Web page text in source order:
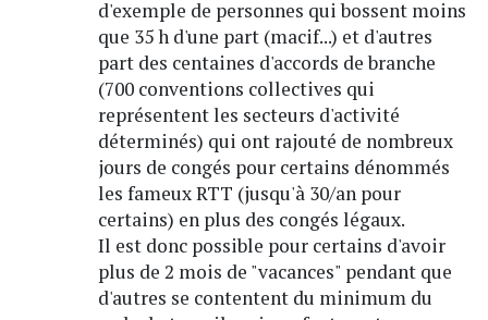
d'exemple de personnes qui bossent moins
que 35 h d'une part (macif...) et d'autres
part des centaines d'accords de branche
(700 conventions collectives qui
représentent les secteurs d'activité
déterminés) qui ont rajouté de nombreux
jours de congés pour certains dénommés
les fameux RTT (jusqu'à 30/an pour
certains) en plus des congés légaux.
Il est donc possible pour certains d'avoir
plus de 2 mois de "vacances" pendant que
d'autres se contentent du minimum du